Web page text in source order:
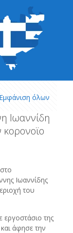
Εμφάνιση όλων
Ιωαννίδη
κορονοϊο
Ιωαννίδης
του
εργοστάσιο της
άφησε την